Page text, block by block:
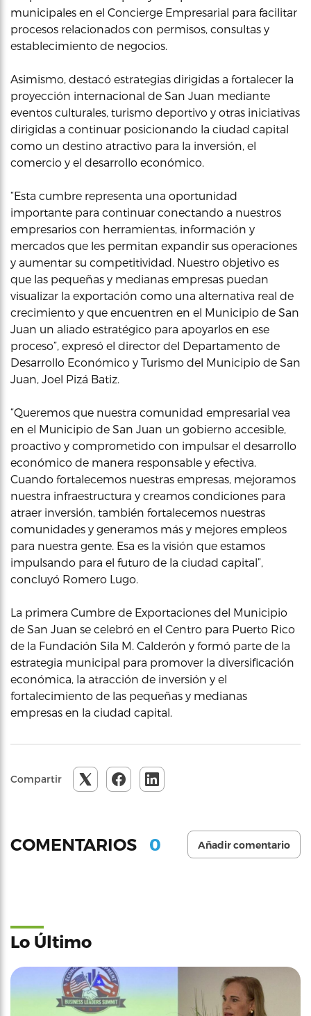
municipales en el Concierge Empresarial para facilitar
procesos relacionados con permisos, consultas y
establecimiento de negocios.
Asimismo, destacó estrategias dirigidas a fortalecer la
proyección internacional de San Juan mediante
eventos culturales, turismo deportivo y otras iniciativas
dirigidas a continuar posicionando la ciudad capital
como un destino atractivo para la inversión, el
comercio y el desarrollo económico.
“Esta cumbre representa una oportunidad
importante para continuar conectando a nuestros
empresarios con herramientas, información y
mercados que les permitan expandir sus operaciones
y aumentar su competitividad. Nuestro objetivo es
que las pequeñas y medianas empresas puedan
visualizar la exportación como una alternativa real de
crecimiento y que encuentren en el Municipio de San
Juan un aliado estratégico para apoyarlos en ese
proceso”, expresó el director del Departamento de
Desarrollo Económico y Turismo del Municipio de San
Juan, Joel Pizá Batiz.
“Queremos que nuestra comunidad empresarial vea
en el Municipio de San Juan un gobierno accesible,
proactivo y comprometido con impulsar el desarrollo
económico de manera responsable y efectiva.
Cuando fortalecemos nuestras empresas, mejoramos
nuestra infraestructura y creamos condiciones para
atraer inversión, también fortalecemos nuestras
comunidades y generamos más y mejores empleos
para nuestra gente. Esa es la visión que estamos
impulsando para el futuro de la ciudad capital”,
concluyó Romero Lugo.
La primera Cumbre de Exportaciones del Municipio
de San Juan se celebró en el Centro para Puerto Rico
de la Fundación Sila M. Calderón y formó parte de la
estrategia municipal para promover la diversificación
económica, la atracción de inversión y el
fortalecimiento de las pequeñas y medianas
empresas en la ciudad capital.
Compartir
COMENTARIOS 0 Añadir comentario
Lo Último